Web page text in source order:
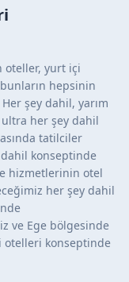
oteller, yurt içi
hepsinin
şey dahil, yarım
ultra her şey dahil
tatilciler
dahil konseptinde
hizmetlerinin otel
her şey dahil
ve Ege bölgesinde
otelleri konseptinde